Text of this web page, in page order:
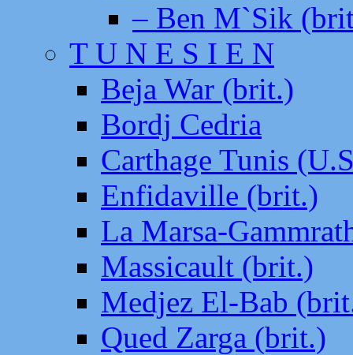
– Ben M`Sik
T U N E S I E N
Beja War (brit.)
Bordj Cedria
Carthage Tunis
Enfidaville (brit.)
La Marsa-
Massicault (brit.)
Medjez El-Bab
Qued Zarga (brit.)